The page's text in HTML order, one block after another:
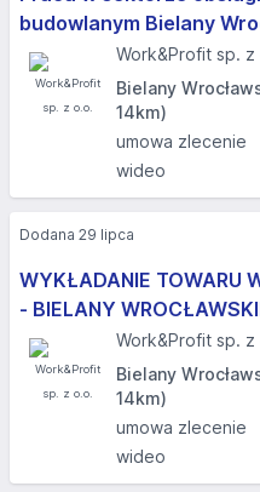
budowlanym Bielany
Work&Profit sp. z
Bielany
14km)
umowa zlecenie
wideo
WYKŁADANIE TOWARU
- BIELANY
Work&Profit sp. z
Bielany
14km)
umowa zlecenie
wideo
Dodana 29 lipca